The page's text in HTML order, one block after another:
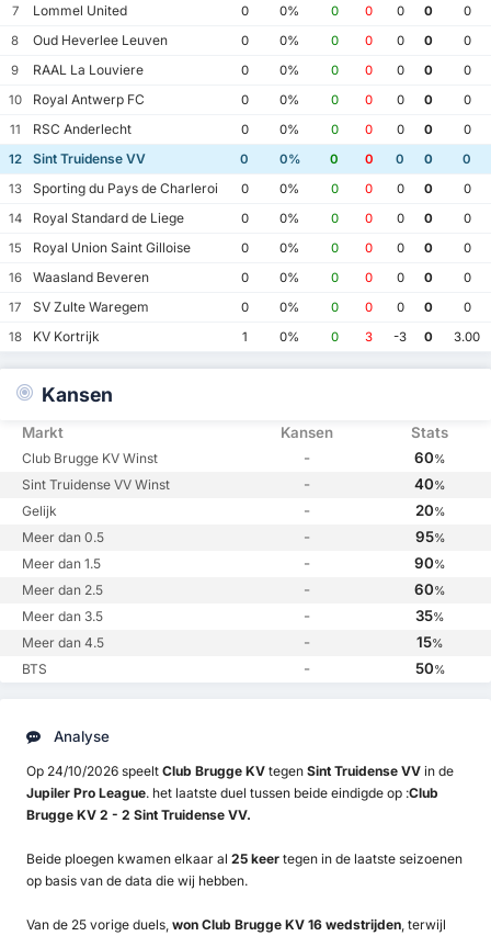
7
Lommel United 0 0% 0 0 0 0
0
8
Oud Heverlee Leuven 0 0% 0 0 0 0
0
9
RAAL La Louviere 0 0% 0 0 0 0
0
10
Royal Antwerp FC 0 0% 0 0 0 0
0
11
RSC Anderlecht 0 0% 0 0 0 0
0
12
Sint Truidense VV 0 0% 0 0 0 0
0
13
Sporting du Pays de Charleroi 0 0% 0 0 0 0
0
14
Royal Standard de Liege 0 0% 0 0 0 0
0
15
Royal Union Saint Gilloise 0 0% 0 0 0 0
0
16
Waasland Beveren 0 0% 0 0 0 0
0
17
SV Zulte Waregem 0 0% 0 0 0 0
0
18
KV Kortrijk 1 0% 0 3 -3 0 3.00
Kansen
Markt Kansen Stats
Club Brugge KV Winst - 60%
Sint Truidense VV Winst - 40%
Gelijk - 20%
Meer dan 0.5 - 95%
Meer dan 1.5 - 90%
Meer dan 2.5 - 60%
Meer dan 3.5 - 35%
Meer dan 4.5 - 15%
BTS - 50%
Analyse
Op 24/10/2026 speelt Club Brugge KV tegen Sint Truidense VV in de
Jupiler Pro League. het laatste duel tussen beide eindigde op :Club
Brugge KV 2 - 2 Sint Truidense VV.
Beide ploegen kwamen elkaar al 25 keer tegen in de laatste seizoenen
op basis van de data die wij hebben.
Van de 25 vorige duels, won Club Brugge KV 16 wedstrijden , terwijl